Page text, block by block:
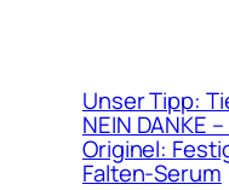
Unser Tipp:
NEIN DANKE
Originel:
Falten-Serum